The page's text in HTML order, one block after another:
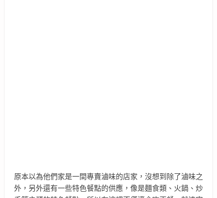
原本以為他們家是一間專賣滷味的店家，沒想到除了滷味之
外，另外還有一些特色餐點的供應，像是麵食類、火鍋、炒